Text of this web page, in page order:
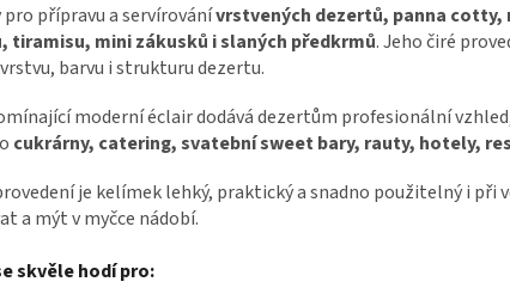
přípravu a servírovánívrstvených dezertů, panna
tiramisu, mini zákusků i slaných předkrmů. Jeho čiré
barvu i strukturu dezertu.
moderní éclair dodává dezertům profesionální
cukrárny, catering, svatební sweet bary, rauty, hotely,
je kelímek lehký, praktický a snadno použitelný i při
a mýt v myčce nádobí.
skvěle hodí pro: